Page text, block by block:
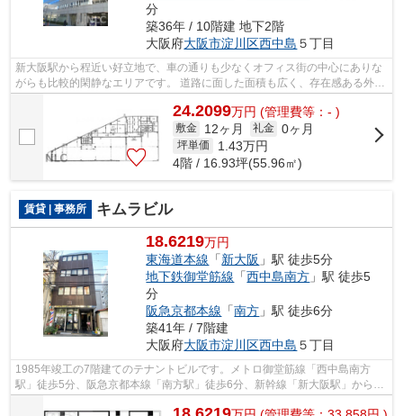
分
築36年 / 10階建 地下2階
大阪府大阪市淀川区西中島 ５丁目
新大阪駅から程近い好立地で、車の通りも少なくオフィス街の中心にありな
がらも比較的閑静なエリアです。 道路に面した面積も広く、存在感ある外観
が印象的です。 新大阪エリアのオフ...
24.2099万円 (管理費等：- )
敷金 12ヶ月 礼金 0ヶ月
坪単価 1.43万円
4階 / 16.93坪(55.96㎡)
賃貸 | 事務所 キムラビル
18.6219万円
東海道本線 「新大阪 」駅 徒歩5分
地下鉄御堂筋線 「西中島南方 」駅 徒歩5
分
阪急京都本線 「南方 」駅 徒歩6分
築41年 / 7階建
大阪府大阪市淀川区西中島 ５丁目
1985年竣工の7階建てのテナントビルです。メトロ御堂筋線「西中島南方
駅」徒歩5分、阪急京都本線「南方駅」徒歩6分、新幹線「新大阪駅」からも